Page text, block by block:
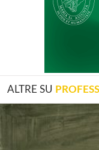
ALTRE SU